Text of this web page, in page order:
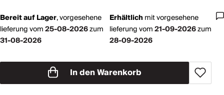
Bereit auf Lager,vorgesehene
lieferung vom25-08-2026zum
31-08-2026
Erhältlich mitvorgesehene
lieferung vom21-09-2026zum
28-09-2026
In den Warenkorb